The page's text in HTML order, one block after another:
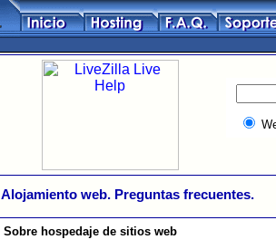
Alojamiento web. Preguntas frecuentes.
Sobre hospedaje de sitios web